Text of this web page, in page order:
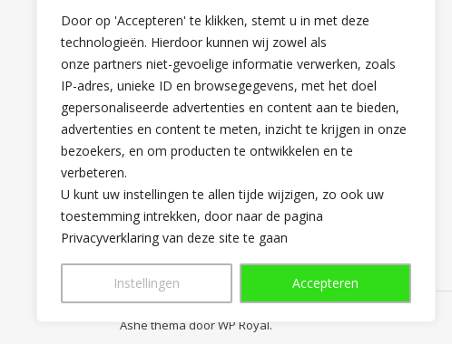
Door op 'Accepteren' te klikken, stemt u in met deze
technologieën. Hierdoor kunnen wij zowel als
onze partners niet-gevoelige informatie verwerken, zoals
IP-adres, unieke ID en browsegegevens, met het doel
gepersonaliseerde advertenties en content aan te bieden,
advertenties en content te meten, inzicht te krijgen in onze
bezoekers, en om producten te ontwikkelen en te
verbeteren.
U kunt uw instellingen te allen tijde wijzigen, zo ook uw
toestemming intrekken, door naar de pagina
Privacyverklaring van deze site te gaan
Instellingen Accepteren
Over mij
Ashe thema doorWP Royal.